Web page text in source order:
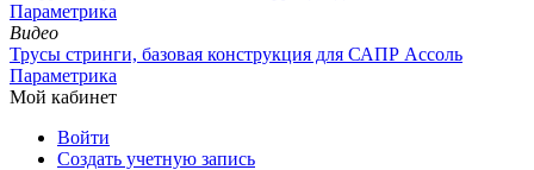
Видео
Трусы стринги, базовая конструкция для САПР Ассоль
Параметрика
Мой кабинет
Войти
Создать учетную запись